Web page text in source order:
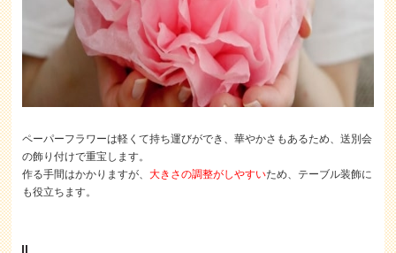
ペーパーフラワーは軽くて持ち運びができ、華やかさもあるため、送別会
の飾り付けで重宝します。
作る手間はかかりますが、大きさの調整がしやすいため、テーブル装飾に
も役立ちます。